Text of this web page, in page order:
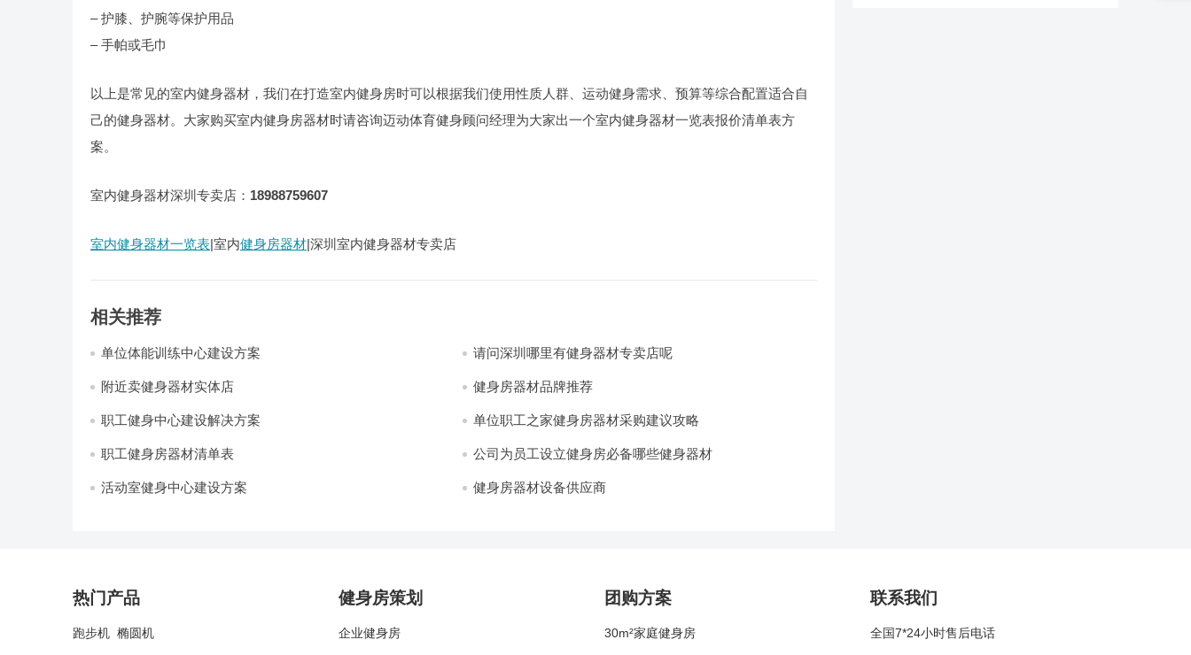
– 护膝、护腕等保护用品
– 手帕或毛巾
以上是常见的室内健身器材，我们在打造室内健身房时可以根据我们使用性质人群、运动健身需求、预算等综合配置适合自
己的健身器材。大家购买室内健身房器材时请咨询迈动体育健身顾问经理为大家出一个室内健身器材一览表报价清单表方
案。
室内健身器材深圳专卖店： 18988759607
室内健身器材一览表|室内健身房器材|深圳室内健身器材专卖店
相关推荐
单位体能训练中心建设方案 请问深圳哪里有健身器材专卖店呢
附近卖健身器材实体店 健身房器材品牌推荐
职工健身中心建设解决方案 单位职工之家健身房器材采购建议攻略
职工健身房器材清单表 公司为员工设立健身房必备哪些健身器材
活动室健身中心建设方案 健身房器材设备供应商
热门产品
跑步机 椭圆机
健身房策划
企业健身房
团购方案
30m²家庭健身房
联系我们
全国7*24小时售后电话